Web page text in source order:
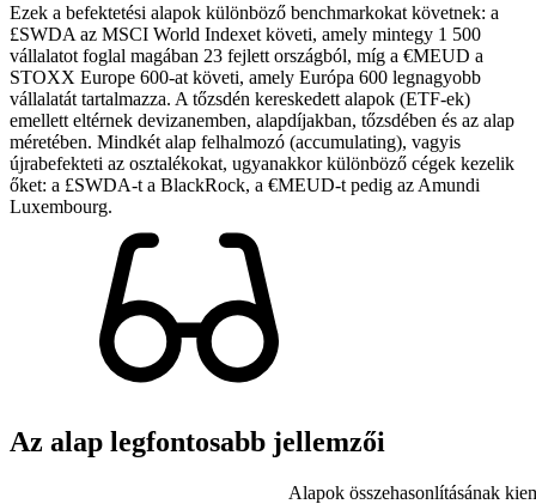
Ezek a befektetési alapok különböző benchmarkokat követnek: a
£SWDA az MSCI World Indexet követi, amely mintegy 1 500
vállalatot foglal magában 23 fejlett országból, míg a €MEUD a
STOXX Europe 600-at követi, amely Európa 600 legnagyobb
vállalatát tartalmazza. A tőzsdén kereskedett alapok (ETF-ek)
emellett eltérnek devizanemben, alapdíjakban, tőzsdében és az alap
méretében. Mindkét alap felhalmozó (accumulating), vagyis
újrabefekteti az osztalékokat, ugyanakkor különböző cégek kezelik
őket: a £SWDA-t a BlackRock, a €MEUD-t pedig az Amundi
Luxembourg.
Az alap legfontosabb jellemzői
Alapok összehasonlításának